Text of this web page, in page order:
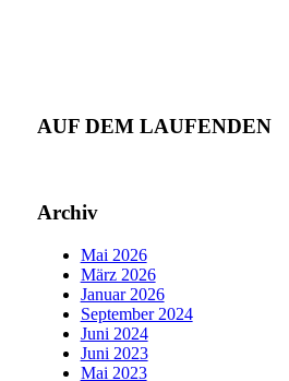
AUF DEM LAUFENDEN
Archiv
Mai 2026
März 2026
Januar 2026
September 2024
Juni 2024
Juni 2023
Mai 2023